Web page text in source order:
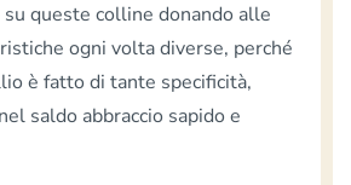
su queste colline donando alle
ogni volta diverse, perché
è fatto di tante specificità,
saldo abbraccio sapido e